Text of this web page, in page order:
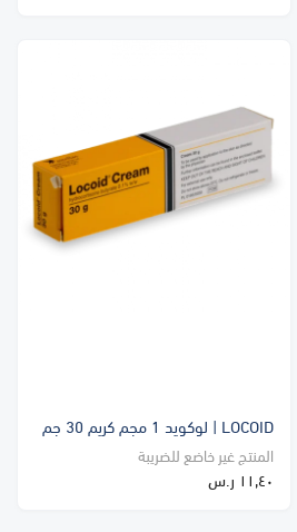
LOCOID | لوكويد 1 مجم كريم 30 جم
المنتج غير خاضع للضريبة
١١٫٤٠ ر.س